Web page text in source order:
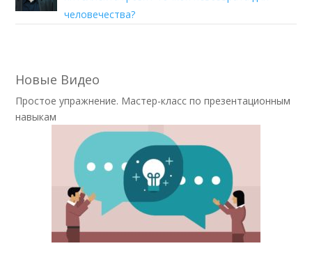
человечества?
Новые Видео
Простое упражнение. Мастер-класс по презентационным
навыкам